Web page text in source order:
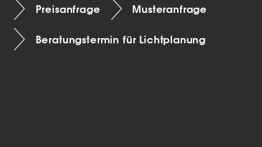
Preisanfrage Musteranfrage
Beratungstermin für Lichtplanung